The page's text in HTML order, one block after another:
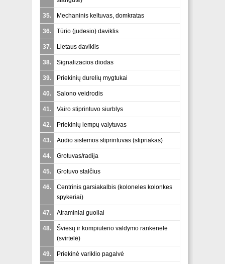
35. Mechaninis keltuvas, domkratas
36. Tūrio (judesio) daviklis
37. Lietaus daviklis
38. Signalizacios diodas
39. Priekinių durelių mygtukai
40. Salono veidrodis
41. Vairo stiprintuvo siurblys
42. Priekinių lempų valytuvas
43. Audio sistemos stiprintuvas (stipriakas)
44. Grotuvas/radija
45. Grotuvo stalčius
46. Centrinis garsiakalbis (koloneles kolonkes
spykeriai)
47. Atraminiai guoliai
48.
Šviesų ir kompiuterio valdymo rankenėlė
(svirtelė)
49. Priekinė variklio pagalvė